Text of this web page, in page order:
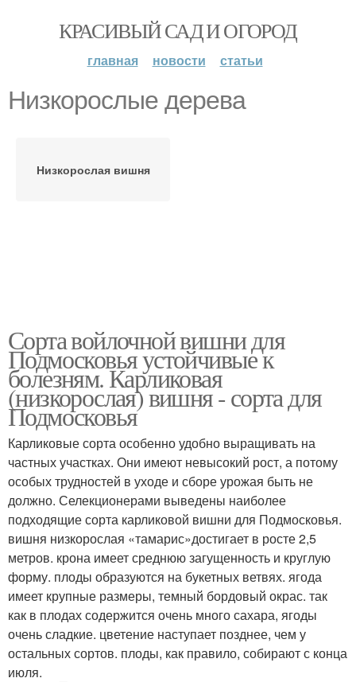
КРАСИВЫЙ САД И ОГОРОД
главная новости статьи
Низкорослые дерева
Низкорослая вишня
Сорта войлочной вишни для
Подмосковья устойчивые к
болезням. Карликовая
(низкорослая) вишня - сорта для
Подмосковья
Карликовые сорта особенно удобно выращивать на
частных участках. Они имеют невысокий рост, а потому
особых трудностей в уходе и сборе урожая быть не
должно. Селекционерами выведены наиболее
подходящие сорта карликовой вишни для Подмосковья.
вишня низкорослая «тамарис»достигает в росте 2,5
метров. крона имеет среднюю загущенность и круглую
форму. плоды образуются на букетных ветвях. ягода
имеет крупные размеры, темный бордовый окрас. так
как в плодах содержится очень много сахара, ягоды
очень сладкие. цветение наступает позднее, чем у
остальных сортов. плоды, как правило, собирают с конца
июля.